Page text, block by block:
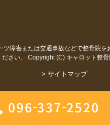
ツ障害または交通事故などで整骨院を
さい。 Copyright (C) キャロット整
> サイトマップ